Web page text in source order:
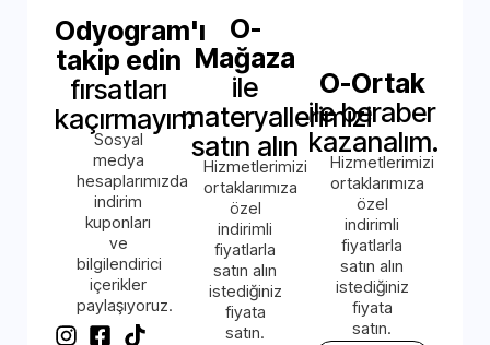
Odyogram'ı
takip edin
fırsatları
kaçırmayın.
Sosyal
medya
hesaplarımızda
indirim
kuponları
ve
bilgilendirici
içerikler
paylaşıyoruz.
O-
Mağaza
ile
materyallerimizi
satın alın
Hizmetlerimizi
ortaklarımıza
özel
indirimli
fiyatlarla
satın alın
istediğiniz
fiyata
satın.
O-Ortak
ile beraber
kazanalım.
Hizmetlerimizi
ortaklarımıza
özel
indirimli
fiyatlarla
satın alın
istediğiniz
fiyata
satın.